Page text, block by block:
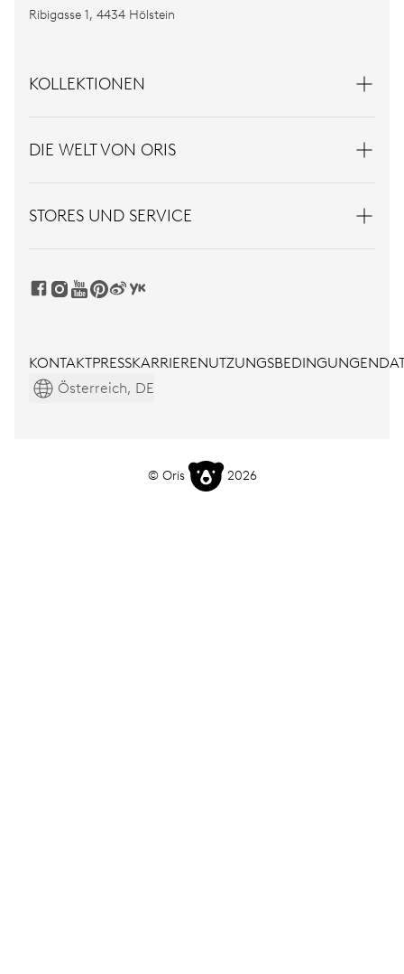
Ribigasse 1, 4434 Hölstein
KOLLEKTIONEN
DIE WELT VON ORIS
STORES UND SERVICE
KONTAKTPRESSKARRIERENUTZUNGSBEDINGUNGEN
Österreich, DE
© Oris 2026